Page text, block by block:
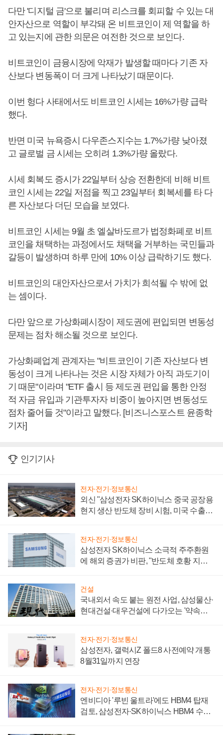
다만 '디지털 금'으로 불리며 리스크를 회피할 수 있는 대
안자산으로 역할이 부각돼 온 비트코인이 제 역할을 하
고 있는지에 관한 의문은 여전한 것으로 보인다.
비트코인이 금융시장에 악재가 발생할 때마다 기존 자
산보다 변동폭이 더 크게 나타났기 때문이다.
이번 헝다 사태에서도 비트코인 시세는 16%가량 급락
했다.
반면 미국 뉴욕증시 다우존스지수는 1.7%가량 낮아졌
고 글로벌 금 시세는 오히려 1.3%가량 올랐다.
시세 회복도 증시가 22일부터 상승 전환한데 비해 비트
코인 시세는 22일 저점을 찍고 23일부터 회복세를 타 다
른 자산보다 더딘 모습을 보였다.
비트코인 시세는 9월 초 엘살바도르가 법정화폐로 비트
코인을 채택하는 과정에서도 채택을 거부하는 국민들과
갈등이 발생하며 하루 만에 10% 이상 급락하기도 했다.
비트코인의 대안자산으로서 가치가 희석될 수 밖에 없
는 셈이다.
다만 앞으로 가상화폐시장이 제도권에 편입되면 변동성
문제는 점차 해소될 것으로 보인다.
가상화폐업계 관계자는 "비트코인이 기존 자산보다 변
동성이 크게 나타나는 것은 시장 자체가 아직 과도기이
기 때문"이라며 "ETF 출시 등 제도권 편입을 통한 안정
적 자금 유입과 기관투자자 비중이 높아지면 변동성도
점차 줄어들 것"이라고 말했다. [비즈니스포스트 윤종학
기자]
인기기사
전자·전기·정보통신
외신 "삼성전자 SK하이닉스 중국 공장용
현지 생산 반도체 장비 시험, 미국 수출통
전자·전기·정보통신
삼성전자 SK하이닉스 소극적 주주환원
에 해외 증권가 비판, "반도체 호황 지속
건설
국내외서 속도 붙는 원전 사업, 삼성물산·
현대건설·대우건설에 다가오는 '약속의
전자·전기·정보통신
삼성전자, 갤럭시Z 폴드8 사전예약 개통
8월31일까지 연장
전자·전기·정보통신
엔비디아 '루빈 울트라'에도 HBM4 탑재
검토, 삼성전자·SK하이닉스 HBM4 수율